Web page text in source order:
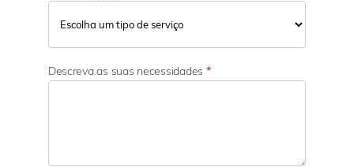
Descreva as suas necessidades *